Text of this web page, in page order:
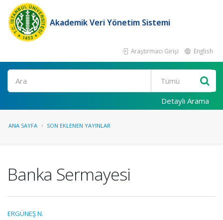
Akademik Veri Yönetim Sistemi
Araştırmacı Girişi English
Ara
Detaylı Arama
ANA SAYFA SON EKLENEN YAYINLAR
Banka Sermayesi
ERGÜNEŞ N.